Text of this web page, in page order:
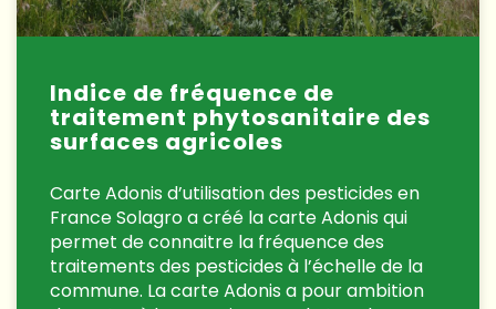
Indice de fréquence de
traitement phytosanitaire des
surfaces agricoles
Carte Adonis d’utilisation des pesticides en
France Solagro a créé la carte Adonis qui
permet de connaitre la fréquence des
traitements des pesticides à l’échelle de la
commune. La carte Adonis a pour ambition